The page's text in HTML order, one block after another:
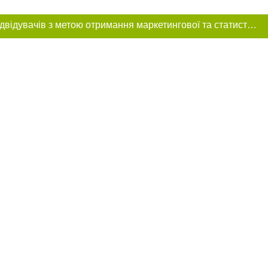
Цей сайт використовує «cookies». Також веб-сайт використовує інтернет-сервіс для збору технічних даних стосовно відвідувачів з метою отримання маркетингової та статистичної інформації. Умови обробки даних відвідувачів сайту див.